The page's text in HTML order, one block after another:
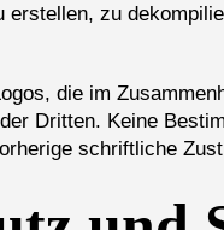
zu
die im
Dritten. Keine
schriftliche